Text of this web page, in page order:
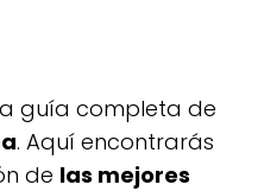
guía completa de
. Aquí encontrarás
de las mejores